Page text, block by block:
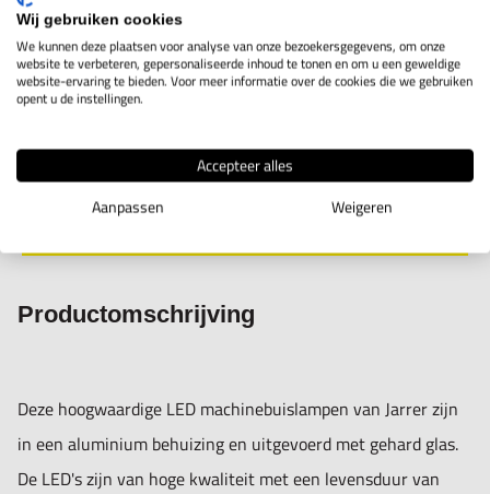
JRS4-074D:28 watt (4300lm)
JRS4-075D: 35 watt (5400lm)
JRS4-076D:42 watt (6500lm)
9L10.2.76
LED
Machinebuislamp
JRS4-076D
Toon info
Productomschrijving
Deze hoogwaardige LED machinebuislampen van Jarrer zijn
in een aluminium behuizing en uitgevoerd met gehard glas.
De LED's zijn van hoge kwaliteit met een levensduur van
Wij gebruiken cookies
We kunnen deze plaatsen voor analyse van onze bezoekersgegevens, om onze
website te verbeteren, gepersonaliseerde inhoud te tonen en om u een geweldige
website-ervaring te bieden. Voor meer informatie over de cookies die we gebruiken
opent u de instellingen.
Accepteer alles
Aanpassen
Weigeren